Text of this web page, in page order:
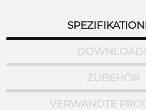
ZUBEHÖR
VERWANDTE